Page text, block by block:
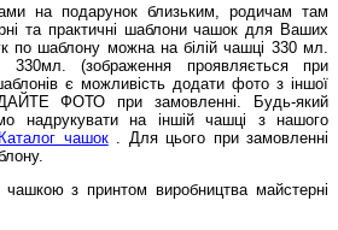
на подарунок близьким, родичам там
та практичні шаблони чашок для Ваших
по шаблону можна на білій чашці 330 мл.
330мл. (зображення проявляється при
є можливість додати фото з іншої
ФОТО при замовленні. Будь-який
надрукувати на іншій чашці з нашого
Каталог чашок. Для цього при замовленні
чашкою з принтом виробництва майстерні